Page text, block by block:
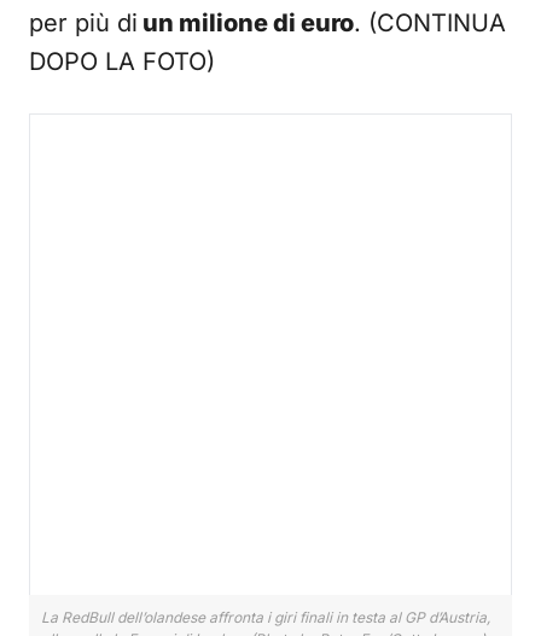
per più di un milione di euro. (CONTINUA
DOPO LA FOTO)
La RedBull dell’olandese affronta i giri finali in testa al GP d’Austria,